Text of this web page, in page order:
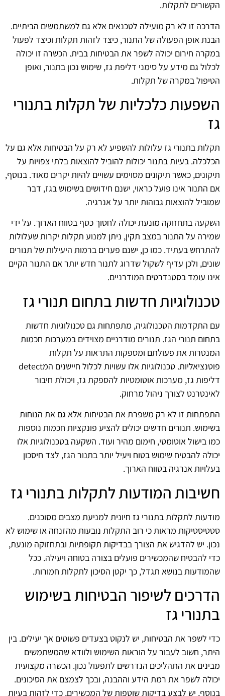
הקשורים לתקלות.
הדרכה זו לא רק מועילה לטכנאים אלא גם למשתמשים הביתיים.
הבנת אופן הפעולה של התנור, כיצד לזהות תקלות וכיצד לפעול
במקרה חירום יכולה לשפר את הבטיחות בבית. הכשרה זו יכולה
לכלול גם מידע על סימני דליפת גז, שימוש נכון בתנור, ואופן
הטיפול במקרה של תקלות.
השפעות כלכליות של תקלות בתנורי
גז
תקלות בתנורי גז עלולות להשפיע לא רק על הבטיחות אלא גם על
הכלכלה. בעיות בתנור יכולות להוביל להוצאות בלתי צפויות על
תיקונים, כאשר תיקונים מסוימים עשויים להיות יקרים מאוד. בנוסף,
אם התנור אינו פועל כראוי, ישנם חידושים בשימוש בגז, דבר
שמוביל להוצאות גבוהות יותר על אנרגיה.
השקעה בתחזוקה מונעת יכולה לחסוך כסף בטווח הארוך. על ידי
שמירה על התנור במצב תקין, ניתן למנוע תקלות יקרות שעלולות
להתרחש בעתיד. כמו כן, ישנם פערים ברמות היעילות של תנורים
שונים, ולכן עדיף לשקול שדרוג לתנור חדש יותר אם התנור הקיים
אינו עומד בסטנדרטים המודרניים.
טכנולוגיות חדשות בתחום תנורי גז
עם התקדמות הטכנולוגיה, מתפתחות גם טכנולוגיות חדשות
בתחום תנורי הגז. תנורים מודרניים מצוידים במערכות חכמות
המנטרות את פעולתם ומספקות התראות על תקלות
פוטנציאליות. טכנולוגיות אלו עשויות לכלול חיישנים המdetect
דליפות גז, מערכות אוטומטיות להספקת גז, ויכולת חיבור
לאינטרנט לצורך ניהול מרחוק.
התפתחות זו לא רק משפרת את הבטיחות אלא גם את הנוחות
בשימוש. תנורים חדשים יכולים להציע פונקציות חכמות נוספות
כמו בישול אוטומטי, חימום מהיר ועוד. השקעה בטכנולוגיות אלו
יכולה להבטיח שימוש בטוח ויעיל יותר בתנור הגז, לצד חיסכון
בעלויות אנרגיה בטווח הארוך.
חשיבות המודעות לתקלות בתנורי גז
מודעות לתקלות בתנורי גז חיונית למניעת מצבים מסוכנים.
סטטיסטיקות מראות כי רוב התקלות נובעות מהזנחה או שימוש לא
נכון. יש להדגיש את הצורך בבדיקות תקופתיות ובתחזוקה מונעת,
כדי להבטיח שהמכשירים פועלים בצורה בטוחה ויעילה. ככל
שהמודעות בנושא תגדל, כך יקטן הסיכון לתקלות חמורות.
הדרכים לשיפור הבטיחות בשימוש
בתנורי גז
כדי לשפר את הבטיחות, יש לנקוט בצעדים פשוטים אך יעילים. בין
היתר, חשוב לעבור על הוראות השימוש ולוודא שהמשתמשים
מבינים את התהליכים הנדרשים לתפעול נכון. הכשרה מקצועית
יכולה לשפר את רמת הידע וההבנה, ובכך לצמצם את הסיכונים.
בנוסף, יש לבצע בדיקות שוטפות של המכשירים, כדי לזהות בעיות